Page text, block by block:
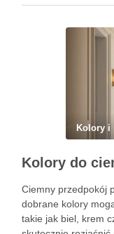
odpowiednie barwy,
Kolory i
Ciemny przedpokój
dobrane kolory
takie jak biel, krem